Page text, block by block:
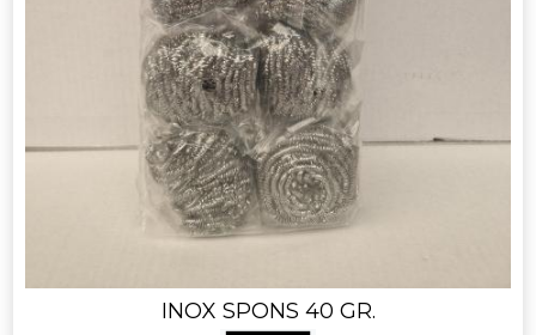
INOX SPONS 40 GR.